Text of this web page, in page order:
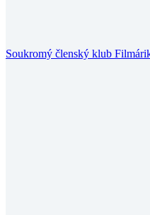
Soukromý členský klub